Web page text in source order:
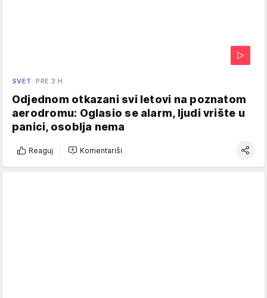
SVET PRE 3 H
Odjednom otkazani svi letovi na poznatom
aerodromu: Oglasio se alarm, ljudi vrište u
panici, osoblja nema
Reaguj Komentariši